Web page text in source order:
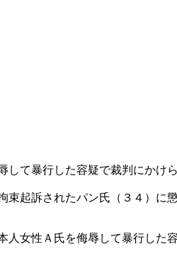
て暴行した容疑で裁判にかけ
起訴されたパン氏（３４）に
女性Ａ氏を侮辱して暴行した